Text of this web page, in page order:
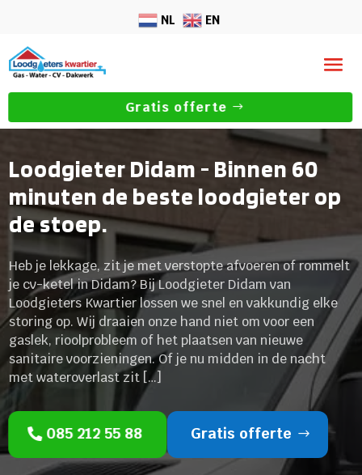
NL EN
Gratis offerte
Loodgieter Didam - Binnen 60
minuten de beste loodgieter op
de stoep.
Heb je lekkage, zit je met verstopte afvoeren of rommelt
je cv-ketel in Didam? Bij Loodgieter Didam van
Loodgieters Kwartier lossen we snel en vakkundig elke
storing op. Wij draaien onze hand niet om voor een
gaslek, rioolprobleem of het plaatsen van nieuwe
sanitaire voorzieningen. Of je nu midden in de nacht
met wateroverlast zit […]
085 212 55 88 Gratis offerte